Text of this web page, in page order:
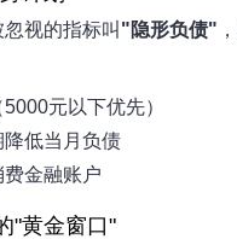
视的指标叫 "隐形负债"
元以下优先）
低当月负债
金融账户
"黄金窗口"